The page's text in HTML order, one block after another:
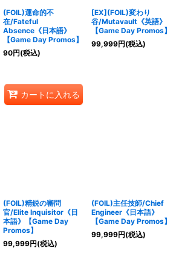
(FOIL)運命的不
在/Fateful
Absence《日本語》
【Game Day Promos】
90円(税込)
カートに入れる
[EX](FOIL)変わり
谷/Mutavault《英語》
【Game Day Promos】
99,999円(税込)
(FOIL)精鋭の審問
官/Elite Inquisitor《日
本語》【Game Day
Promos】
99,999円(税込)
(FOIL)主任技師/Chief
Engineer《日本語》
【Game Day Promos】
99,999円(税込)